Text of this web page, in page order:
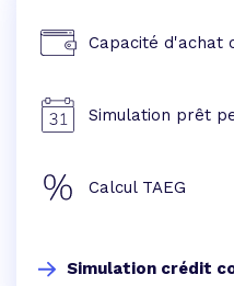
Capacité d'achat
Simulation prêt
Calcul TAEG
Simulation crédit